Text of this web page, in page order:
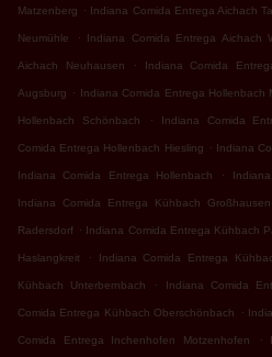
Matzenberg . Indiana Comida Entrega Aichach
Neumühle . Indiana Comida Entrega Aichach
Aichach Neuhausen . Indiana Comida
Augsburg . Indiana Comida Entrega Hollenbach
Hollenbach Schönbach . Indiana Comida
Comida Entrega Hollenbach Hiesling . Indiana
Indiana Comida Entrega Hollenbach .
Indiana Comida Entrega Kühbach Großhausen
Radersdorf . Indiana Comida Entrega Kühbach
Haslangkreit . Indiana Comida Entrega
Kühbach Unterbernbach . Indiana Comida
Comida Entrega Kühbach Oberschönbach .
Comida Entrega Inchenhofen Motzenhofen .